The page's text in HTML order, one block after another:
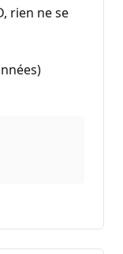
rien ne se